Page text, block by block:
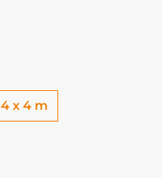
4 x 4 m